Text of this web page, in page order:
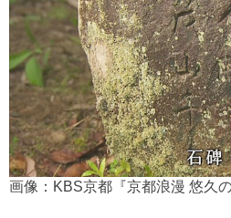
画像：KBS京都『京都浪漫 悠久の